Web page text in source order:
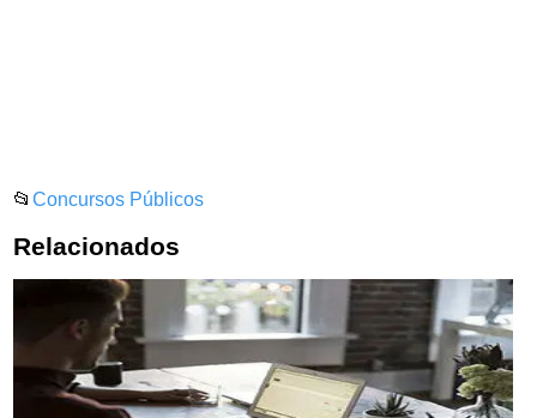
📂Concursos Públicos
Relacionados